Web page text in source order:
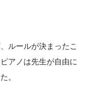
ルールが決まったこ
アノは先生が自由に
。